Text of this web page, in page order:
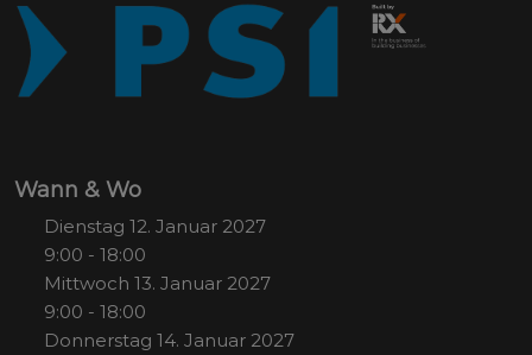
Wann & Wo
Dienstag 12. Januar 2027
9:00 - 18:00
Mittwoch 13. Januar 2027
9:00 - 18:00
Donnerstag 14. Januar 2027